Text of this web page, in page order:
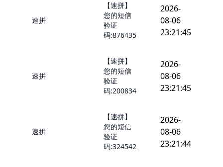
速拼
【速拼】
您的短信
验证
码:876435
2026-
08-06
23:21:45
速拼
【速拼】
您的短信
验证
码:200834
2026-
08-06
23:21:45
速拼
【速拼】
您的短信
验证
码:324542
2026-
08-06
23:21:44